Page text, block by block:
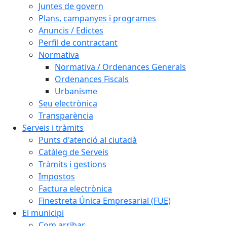
Juntes de govern
Plans, campanyes i programes
Anuncis / Edictes
Perfil de contractant
Normativa
Normativa / Ordenances Generals
Ordenances Fiscals
Urbanisme
Seu electrònica
Transparència
Serveis i tràmits
Punts d'atenció al ciutadà
Catàleg de Serveis
Tràmits i gestions
Impostos
Factura electrònica
Finestreta Única Empresarial (FUE)
El municipi